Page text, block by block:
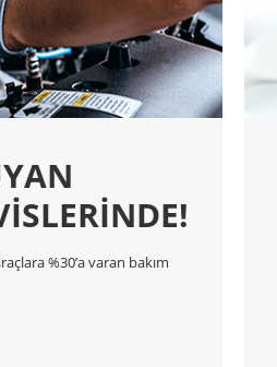
%30’a varan bakım